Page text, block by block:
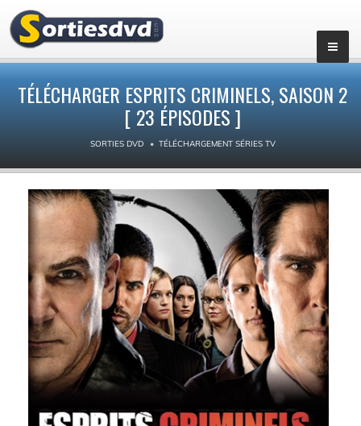
TÉLÉCHARGER ESPRITS CRIMINELS, SAISON 2
[ 23 ÉPISODES ]
SORTIES DVD TÉLÉCHARGEMENT SÉRIES TV